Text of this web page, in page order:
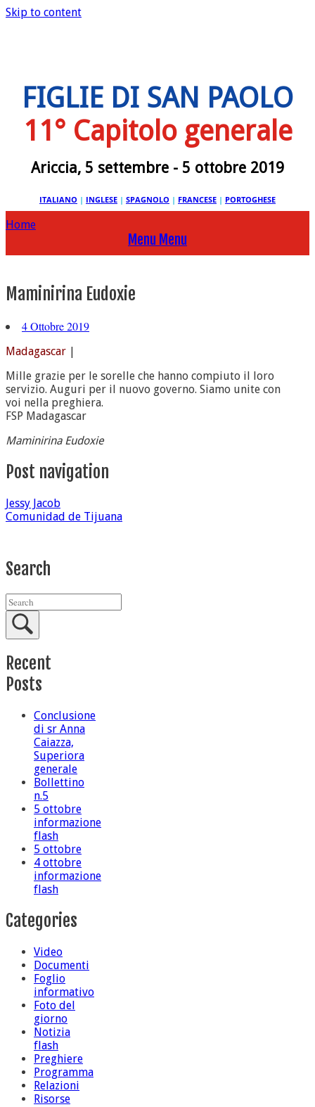
Skip to content
FIGLIE DI SAN PAOLO
11° Capitolo generale
Ariccia, 5 settembre - 5 ottobre 2019
ITALIANO | INGLESE | SPAGNOLO | FRANCESE | PORTOGHESE
Home
Menu Menu
Maminirina Eudoxie
4 Ottobre 2019
Madagascar |
Mille grazie per le sorelle che hanno compiuto il loro
servizio. Auguri per il nuovo governo. Siamo unite con
voi nella preghiera.
FSP Madagascar
Maminirina Eudoxie
Post navigation
Jessy Jacob
Comunidad de Tijuana
Search
Recent
Posts
Conclusione
di sr Anna
Caiazza,
Superiora
generale
Bollettino
n.5
5 ottobre
informazione
flash
5 ottobre
4 ottobre
informazione
flash
Categories
Video
Documenti
Foglio
informativo
Foto del
giorno
Notizia
flash
Preghiere
Programma
Relazioni
Risorse